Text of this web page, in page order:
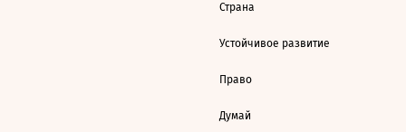
Страна
Устойчивое развитие
Право
Думай